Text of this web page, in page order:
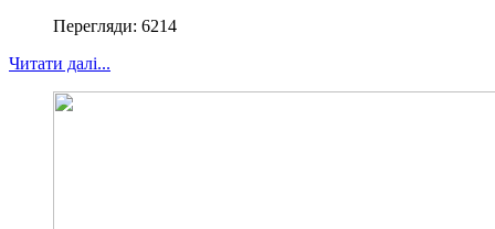
Перегляди: 6214
Читати далі...